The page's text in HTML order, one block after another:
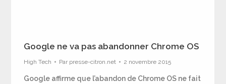
Google ne va pas abandonner Chrome OS
High Tech Par presse-citron.net 2 novembre 2015
Google affirme que l’abandon de Chrome OS ne fait